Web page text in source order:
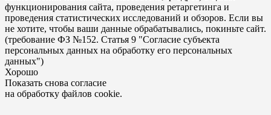
функционирования сайта, проведения ретаргетинга и
проведения статистических исследований и обзоров. Если вы
не хотите, чтобы ваши данные обрабатывались, покиньте сайт.
(требование ФЗ №152. Статья 9 "Согласие субъекта
персональных данных на обработку его персональных
данных")
Хорошо
Показать снова согласие
на обработку файлов cookie.